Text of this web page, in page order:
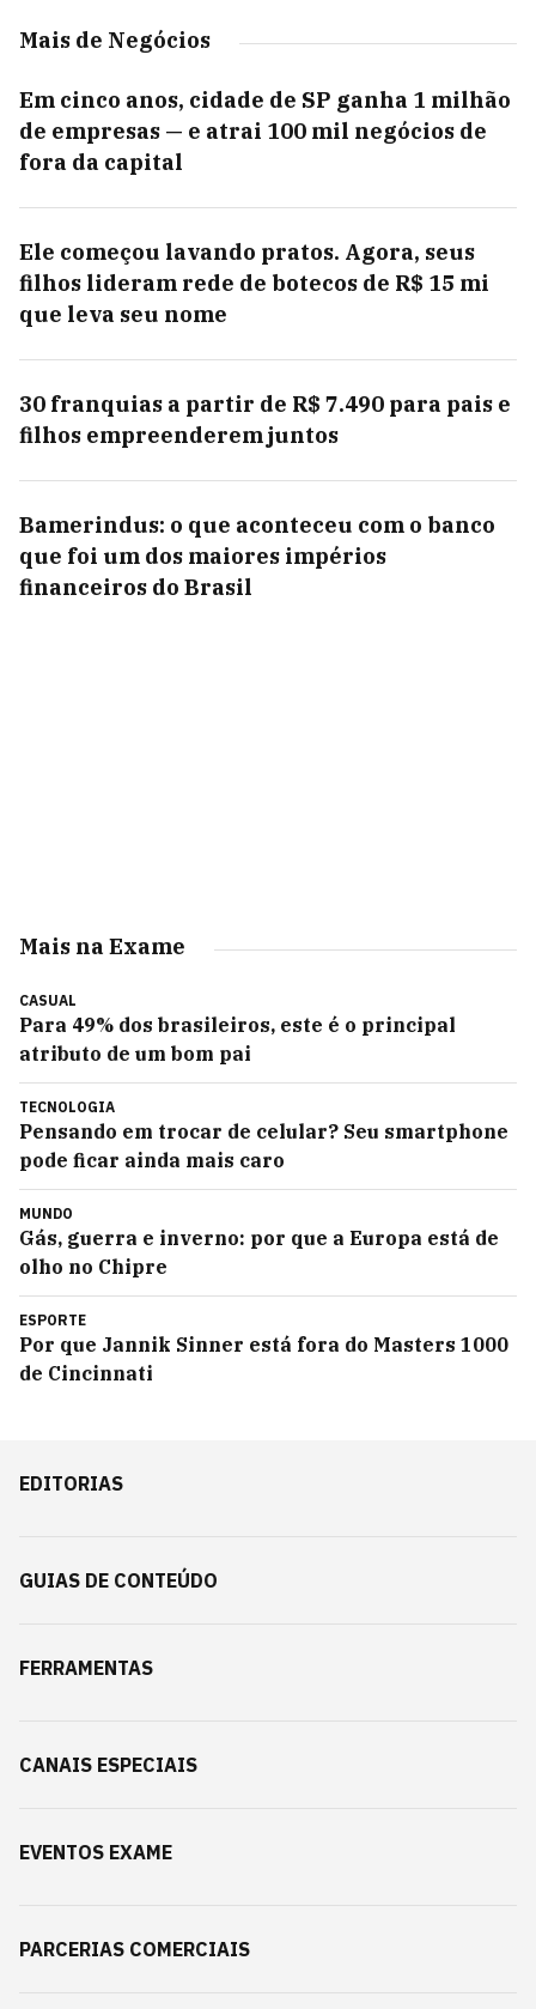
Mais de Negócios
Em cinco anos, cidade de SP ganha 1 milhão
de empresas — e atrai 100 mil negócios de
fora da capital
Ele começou lavando pratos. Agora, seus
filhos lideram rede de botecos de R$ 15 mi
que leva seu nome
30 franquias a partir de R$ 7.490 para pais e
filhos empreenderem juntos
Bamerindus: o que aconteceu com o banco
que foi um dos maiores impérios
financeiros do Brasil
Mais na Exame
CASUAL
Para 49% dos brasileiros, este é o principal
atributo de um bom pai
TECNOLOGIA
Pensando em trocar de celular? Seu smartphone
pode ficar ainda mais caro
MUNDO
Gás, guerra e inverno: por que a Europa está de
olho no Chipre
ESPORTE
Por que Jannik Sinner está fora do Masters 1000
de Cincinnati
EDITORIAS
GUIAS DE CONTEÚDO
FERRAMENTAS
CANAIS ESPECIAIS
EVENTOS EXAME
PARCERIAS COMERCIAIS